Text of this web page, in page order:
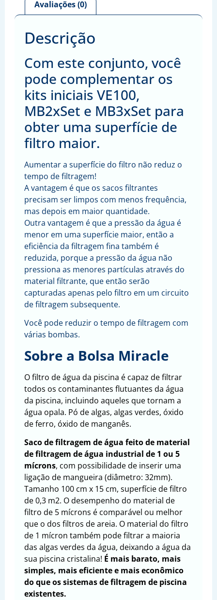
Avaliações (0)
Descrição
Com este conjunto, você
pode complementar os
kits iniciais VE100,
MB2xSet e MB3xSet para
obter uma superfície de
filtro maior.
Aumentar a superfície do filtro não reduz o
tempo de filtragem!
A vantagem é que os sacos filtrantes
precisam ser limpos com menos frequência,
mas depois em maior quantidade.
Outra vantagem é que a pressão da água é
menor em uma superfície maior, então a
eficiência da filtragem fina também é
reduzida, porque a pressão da água não
pressiona as menores partículas através do
material filtrante, que então serão
capturadas apenas pelo filtro em um circuito
de filtragem subsequente.
Você pode reduzir o tempo de filtragem com
várias bombas.
Sobre a Bolsa Miracle
O filtro de água da piscina é capaz de filtrar
todos os contaminantes flutuantes da água
da piscina, incluindo aqueles que tornam a
água opala. Pó de algas, algas verdes, óxido
de ferro, óxido de manganês.
Saco de filtragem de água feito de material
de filtragem de água industrial de 1 ou 5
mícrons, com possibilidade de inserir uma
ligação de mangueira (diâmetro: 32mm).
Tamanho 100 cm x 15 cm, superfície de filtro
de 0,3 m2. O desempenho do material de
filtro de 5 mícrons é comparável ou melhor
que o dos filtros de areia. O material do filtro
de 1 mícron também pode filtrar a maioria
das algas verdes da água, deixando a água da
sua piscina cristalina! É mais barato, mais
simples, mais eficiente e mais econômico
do que os sistemas de filtragem de piscina
existentes.